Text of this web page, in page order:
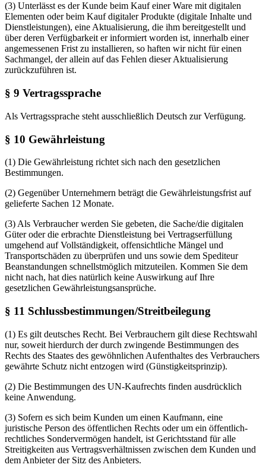
(3) Unterlässt es der Kunde beim Kauf einer Ware mit digitalen
Elementen oder beim Kauf digitaler Produkte (digitale Inhalte und
Dienstleistungen), eine Aktualisierung, die ihm bereitgestellt und
über deren Verfügbarkeit er informiert worden ist, innerhalb einer
angemessenen Frist zu installieren, so haften wir nicht für einen
Sachmangel, der allein auf das Fehlen dieser Aktualisierung
zurückzuführen ist.
§ 9 Vertragssprache
Als Vertragssprache steht ausschließlich Deutsch zur Verfügung.
§ 10 Gewährleistung
(1) Die Gewährleistung richtet sich nach den gesetzlichen
Bestimmungen.
(2) Gegenüber Unternehmern beträgt die Gewährleistungsfrist auf
gelieferte Sachen 12 Monate.
(3) Als Verbraucher werden Sie gebeten, die Sache/die digitalen
Güter oder die erbrachte Dienstleistung bei Vertragserfüllung
umgehend auf Vollständigkeit, offensichtliche Mängel und
Transportschäden zu überprüfen und uns sowie dem Spediteur
Beanstandungen schnellstmöglich mitzuteilen. Kommen Sie dem
nicht nach, hat dies natürlich keine Auswirkung auf Ihre
gesetzlichen Gewährleistungsansprüche.
§ 11 Schlussbestimmungen/Streitbeilegung
(1) Es gilt deutsches Recht. Bei Verbrauchern gilt diese Rechtswahl
nur, soweit hierdurch der durch zwingende Bestimmungen des
Rechts des Staates des gewöhnlichen Aufenthaltes des Verbrauchers
gewährte Schutz nicht entzogen wird (Günstigkeitsprinzip).
(2) Die Bestimmungen des UN-Kaufrechts finden ausdrücklich
keine Anwendung.
(3) Sofern es sich beim Kunden um einen Kaufmann, eine
juristische Person des öffentlichen Rechts oder um ein öffentlich-
rechtliches Sondervermögen handelt, ist Gerichtsstand für alle
Streitigkeiten aus Vertragsverhältnissen zwischen dem Kunden und
dem Anbieter der Sitz des Anbieters.